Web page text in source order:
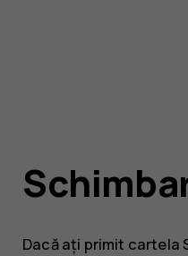
Dacă ați primit cartela